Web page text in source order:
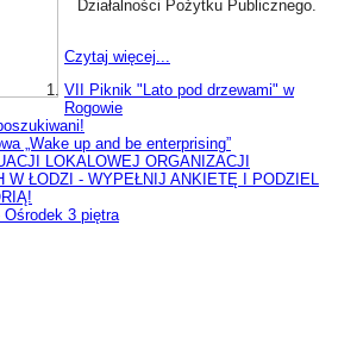
Działalności Pożytku Publicznego.
Czytaj więcej...
VII Piknik "Lato pod drzewami" w
Rogowie
„Wake up and be enterprising”
LOKALOWEJ ORGANIZACJI
W ŁODZI - WYPEŁNIJ ANKIETĘ I PODZIEL
Ośrodek 3 piętra